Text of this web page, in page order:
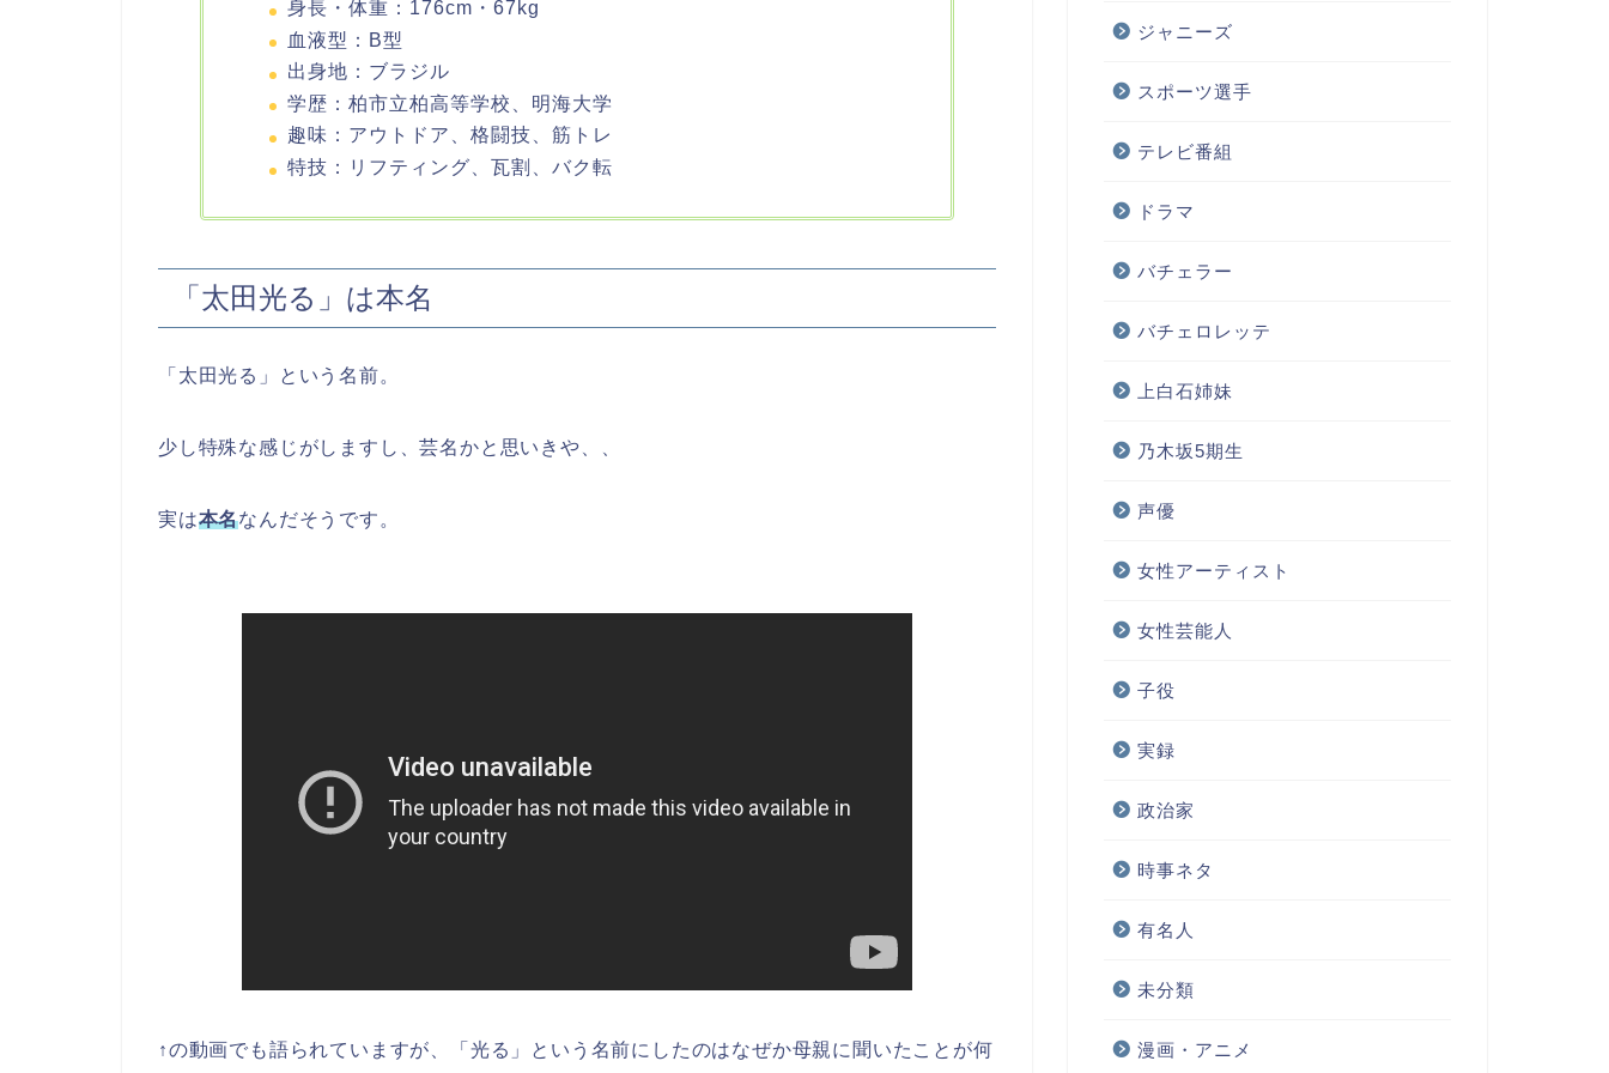
身長・体重：176cm・67kg
血液型：B型
出身地：ブラジル
学歴：柏市立柏高等学校、明海大学
趣味：アウトドア、格闘技、筋トレ
特技：リフティング、瓦割、バク転
「太田光る」は本名
「太田光る」という名前。
少し特殊な感じがしますし、芸名かと思いきや、、
実は本名なんだそうです。
↑の動画でも語られていますが、「光る」という名前にしたのはなぜか母親に聞いたことが何
ジャニーズ
スポーツ選手
テレビ番組
ドラマ
バチェラー
バチェロレッテ
上白石姉妹
乃木坂5期生
声優
女性アーティスト
女性芸能人
子役
実録
政治家
時事ネタ
有名人
未分類
漫画・アニメ